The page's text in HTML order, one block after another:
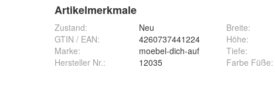
Artikelmerkmale
Zustand:
Neu
GTIN / EAN:
4260737441224
Marke:
moebel-dich-auf
Hersteller Nr.:
12035
Breite:
Höhe:
Tiefe:
Farbe Füße: